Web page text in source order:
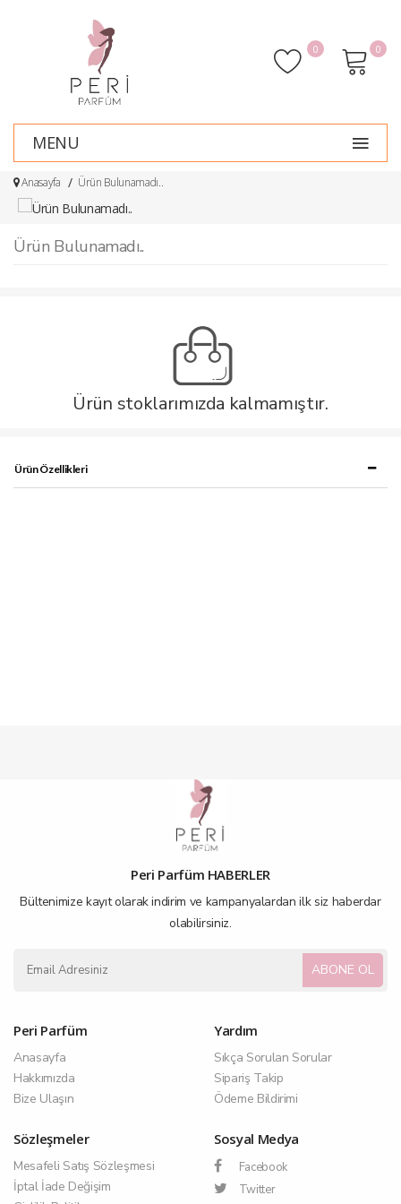
0 0
MENU
Anasayfa Ürün Bulunamadı..
Ürün Bulunamadı..
Ürün stoklarımızda kalmamıştır.
Ürün Özellikleri
Peri Parfüm HABERLER
Bültenimize kayıt olarak indirim ve kampanyalardan ilk siz haberdar
olabilirsiniz.
ABONE OL
Peri Parfüm
Anasayfa
Hakkımızda
Bize Ulaşın
Yardım
Sıkça Sorulan Sorular
Sipariş Takip
Ödeme Bildirimi
Sözleşmeler
Mesafeli Satış Sözleşmesi
İptal İade Değişim
Sosyal Medya
Facebook
Twitter